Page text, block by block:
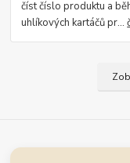
číst číslo produktu a
uhlíkových kartáčů pr...